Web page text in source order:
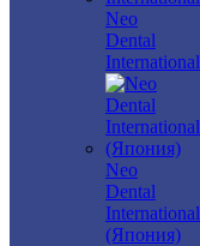
Neo
Dental
International
Neo
Dental
International
(Япония)